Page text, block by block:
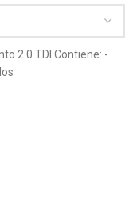
2.0 TDI Contiene: -